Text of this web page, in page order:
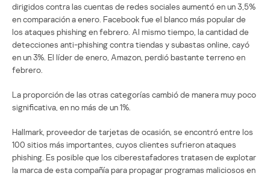
dirigidos contra las cuentas de redes sociales aumentó en un 3,5%
en comparación a enero. Facebook fue el blanco más popular de
los ataques phishing en febrero. Al mismo tiempo, la cantidad de
detecciones anti-phishing contra tiendas y subastas online, cayó
en un 3%. El líder de enero, Amazon, perdió bastante terreno en
febrero.
La proporción de las otras categorías cambió de manera muy poco
significativa, en no más de un 1%.
Hallmark, proveedor de tarjetas de ocasión, se encontró entre los
100 sitios más importantes, cuyos clientes sufrieron ataques
phishing. Es posible que los ciberestafadores tratasen de explotar
la marca de esta compañía para propagar programas maliciosos en